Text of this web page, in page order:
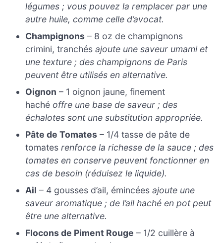
légumes ; vous pouvez la remplacer par une
autre huile, comme celle d’avocat.
Champignons – 8 oz de champignons
crimini, tranchésajoute une saveur umami et
une texture ; des champignons de Paris
peuvent être utilisés en alternative.
Oignon – 1 oignon jaune, finement
haché offre une base de saveur ; des
échalotes sont une substitution appropriée.
Pâte de Tomates – 1/4 tasse de pâte de
tomatesrenforce la richesse de la sauce ; des
tomates en conserve peuvent fonctionner en
cas de besoin (réduisez le liquide).
Ail – 4 gousses d’ail, émincéesajoute une
saveur aromatique ; de l’ail haché en pot peut
être une alternative.
Flocons de Piment Rouge – 1/2 cuillère à